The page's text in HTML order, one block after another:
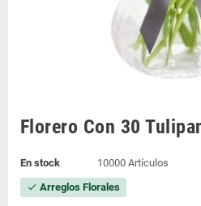
Florero Con 30
En stock 10000 Artículos
check Arreglos Florales